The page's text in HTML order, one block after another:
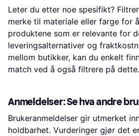
Leter du etter noe spesifikt?
merke til materiale eller farge for
produktene som er relevante for
leveringsalternativer og
mellom butikker, kan du enkelt
match ved å også filtrere på dette.
Anmeldelser: Se hva andre
Brukeranmeldelser gir utmerket
holdbarhet. Vurderinger gjør det